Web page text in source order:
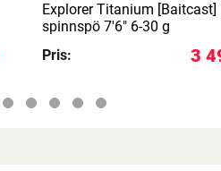
Explorer Titanium [Baitcast]
spinnspö 7'6" 6-30 g
Pris:
3